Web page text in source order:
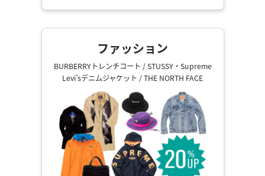
ファッション
BURBERRYトレンチコート / STUSSY・Supreme
Levi’sデニムジャケット / THE NORTH FACE